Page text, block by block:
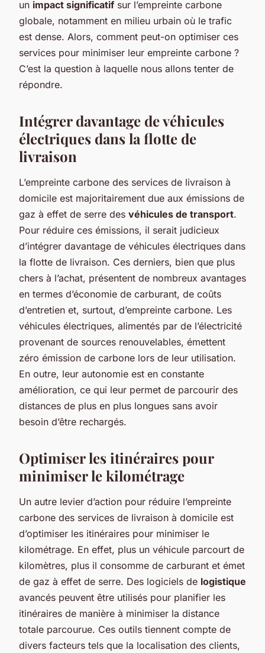
un impact significatif sur l’empreinte carbone
globale, notamment en milieu urbain où le trafic
est dense. Alors, comment peut-on optimiser ces
services pour minimiser leur empreinte carbone ?
C’est la question à laquelle nous allons tenter de
répondre.
Intégrer davantage de véhicules
électriques dans la flotte de
livraison
L’empreinte carbone des services de livraison à
domicile est majoritairement due aux émissions de
gaz à effet de serre des véhicules de transport.
Pour réduire ces émissions, il serait judicieux
d’intégrer davantage de véhicules électriques dans
la flotte de livraison. Ces derniers, bien que plus
chers à l’achat, présentent de nombreux avantages
en termes d’économie de carburant, de coûts
d’entretien et, surtout, d’empreinte carbone. Les
véhicules électriques, alimentés par de l’électricité
provenant de sources renouvelables, émettent
zéro émission de carbone lors de leur utilisation.
En outre, leur autonomie est en constante
amélioration, ce qui leur permet de parcourir des
distances de plus en plus longues sans avoir
besoin d’être rechargés.
Optimiser les itinéraires pour
minimiser le kilométrage
Un autre levier d’action pour réduire l’empreinte
carbone des services de livraison à domicile est
d’optimiser les itinéraires pour minimiser le
kilométrage. En effet, plus un véhicule parcourt de
kilomètres, plus il consomme de carburant et émet
de gaz à effet de serre. Des logiciels de logistique
avancés peuvent être utilisés pour planifier les
itinéraires de manière à minimiser la distance
totale parcourue. Ces outils tiennent compte de
divers facteurs tels que la localisation des clients,